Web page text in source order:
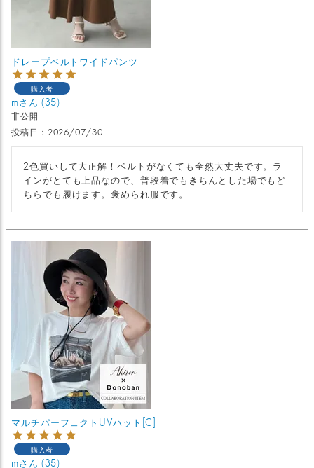
ドレープベルトワイドパンツ
購入者
m 35
非公開
投稿日
2026/07/30
2色買いして大正解！ベルトがなくても全然大丈夫です。ラ
インがとても上品なので、普段着でもきちんとした場でもど
ちらでも履けます。褒められ服です。
マルチパーフェクトUVハット[C]
購入者
m 35